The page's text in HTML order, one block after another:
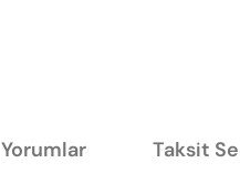
Yorumlar Taksit